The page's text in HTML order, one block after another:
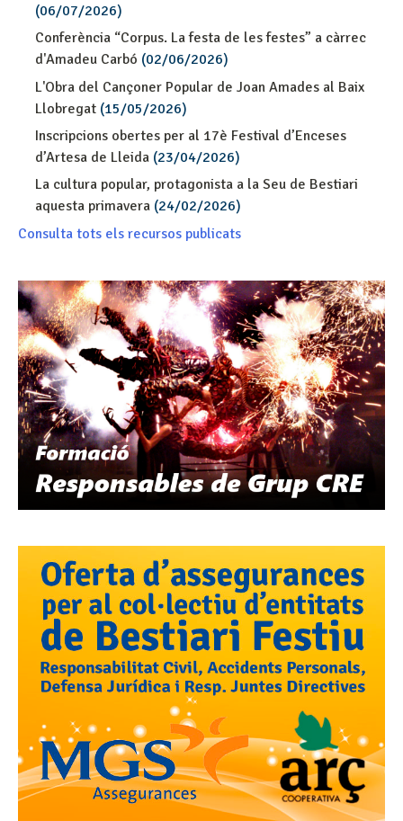
(06/07/2026)
Conferència “Corpus. La festa de les festes” a càrrec
d'Amadeu Carbó (02/06/2026)
L'Obra del Cançoner Popular de Joan Amades al Baix
Llobregat (15/05/2026)
Inscripcions obertes per al 17è Festival d’Enceses
d’Artesa de Lleida (23/04/2026)
La cultura popular, protagonista a la Seu de Bestiari
aquesta primavera (24/02/2026)
Consulta tots els recursos publicats